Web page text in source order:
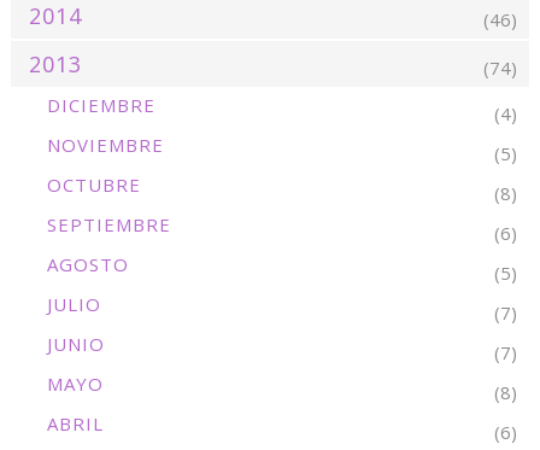
2014 (46)
2013
(74)
DICIEMBRE
(4)
NOVIEMBRE
(5)
OCTUBRE
(8)
SEPTIEMBRE
(6)
AGOSTO
(5)
JULIO
(7)
JUNIO
(7)
MAYO
(8)
ABRIL
(6)